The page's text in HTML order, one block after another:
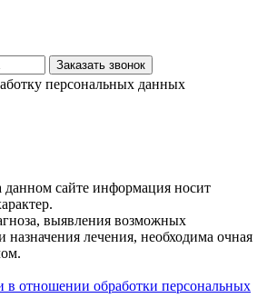
персональных данных
данном сайте информация носит
выявления возможных
назначения лечения, необходима очная
в отношении обработки персональных